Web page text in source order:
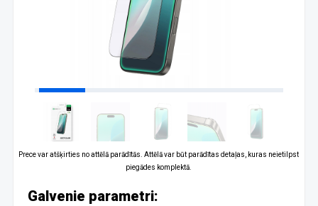
Prece var atšķirties no attēlā parādītās. Attēlā var būt parādītas detaļas, kuras neietilpst
piegādes komplektā.
Galvenie parametri: